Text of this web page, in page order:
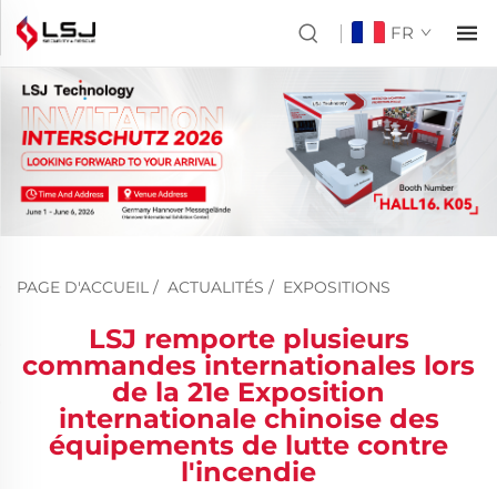
FR
PAGE D'ACCUEIL / ACTUALITÉS / EXPOSITIONS
LSJ remporte plusieurs
commandes internationales lors
de la 21e Exposition
internationale chinoise des
équipements de lutte contre
l'incendie